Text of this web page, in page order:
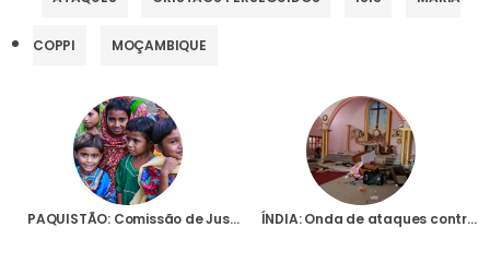
COPPI MOÇAMBIQUE
PAQUISTÃO: Comissão de Justiça e Paz alerta governo para o drama das conversões forçadas de raparigas cristãs ÍNDIA: Onda de ataques contra cristãos, com agressões a fiéis e vandalização de templos